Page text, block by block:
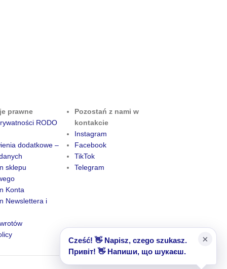
prawne
RODO
dodatkowe –
sklepu
Konta
Newslettera i
Pozostań z nami w
kontakcie
Instagram
Facebook
TikTok
Telegram
Cześć! 👋 Napisz, czego szukasz.
Привіт! 👋 Напиши, що шукаєш.
×